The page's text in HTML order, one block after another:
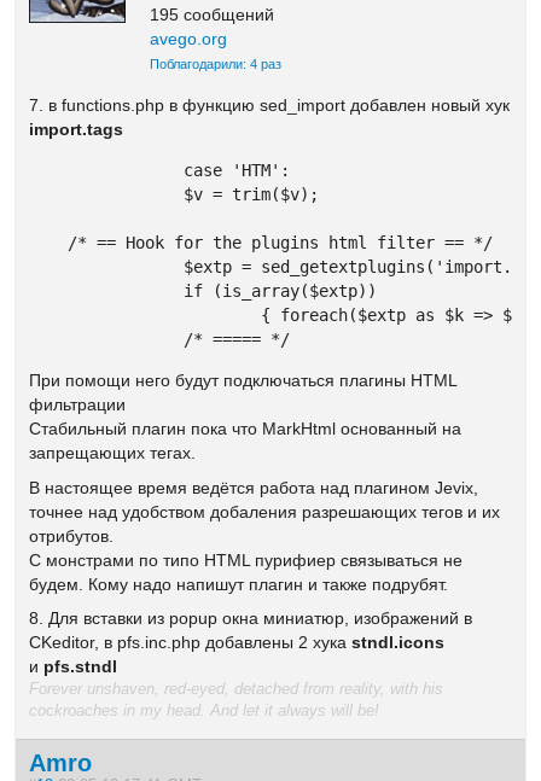
195 сообщений
avego.org
Поблагодарили: 4 раз
7. в functions.php в функцию sed_import добавлен новый хук
import.tags
    /* == Hook for the plugins html filter == */
При помощи него будут подключаться плагины HTML
фильтрации
Стабильный плагин пока что MarkHtml основанный на
запрещающих тегах.
В настоящее время ведётся работа над плагином Jevix,
точнее над удобством добаления разрешающих тегов и их
отрибутов.
С монстрами по типо HTML пурифиер связываться не
будем. Кому надо напишут плагин и также подрубят.
8. Для вставки из popup окна миниатюр, изображений в
CKeditor, в pfs.inc.php добавлены 2 хукаstndl.icons
и pfs.stndl
Forever unshaven, red-eyed, detached from reality, with his
cockroaches in my head. And let it always will be!
Amro